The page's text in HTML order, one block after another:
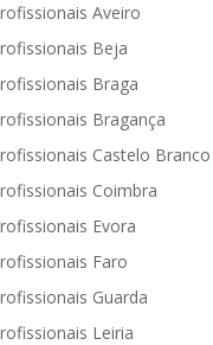
Aveiro
Beja
Braga
Bragança
Castelo Branco
Coimbra
Evora
Faro
Guarda
Leiria